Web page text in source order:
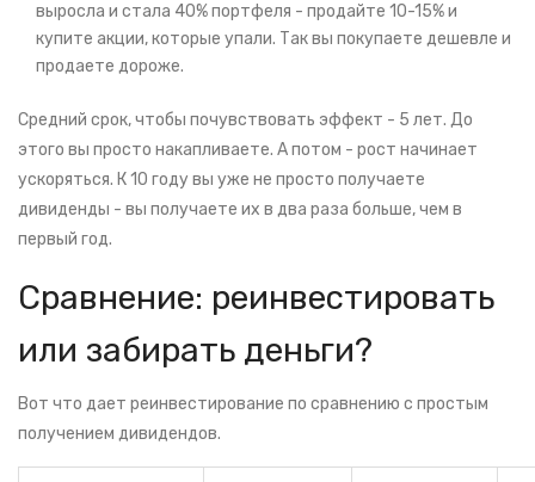
выросла и стала 40% портфеля - продайте 10-15% и
купите акции, которые упали. Так вы покупаете дешевле и
продаете дороже.
Средний срок, чтобы почувствовать эффект - 5 лет. До
этого вы просто накапливаете. А потом - рост начинает
ускоряться. К 10 году вы уже не просто получаете
дивиденды - вы получаете их в два раза больше, чем в
первый год.
Сравнение: реинвестировать
или забирать деньги?
Вот что дает реинвестирование по сравнению с простым
получением дивидендов.